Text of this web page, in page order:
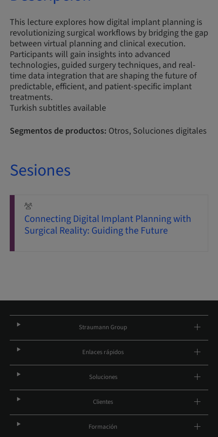
This lecture explores how digital implant planning is
revolutionizing surgical workflows by bridging the gap
between virtual planning and clinical execution.
Participants will gain insights into advanced
technologies, guided surgery techniques, and real-
time data integration that are shaping the future of
predictable, efficient, and patient-specific implant
treatments.
Turkish subtitles available
Segmentos de productos: Otros, Soluciones digitales
Sesiones
Connecting Digital Implant Planning with
Surgical Reality: Guiding the Future
Straumann Group
Enlaces rápidos
Soluciones
Clientes
Formación